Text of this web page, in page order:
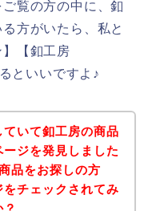
覧の方の中に、釦
方がいたら、私と
】【釦工房
といいですよ♪
いて釦工房の商品
ジを発見しました
品をお探しの方
チェックされてみ